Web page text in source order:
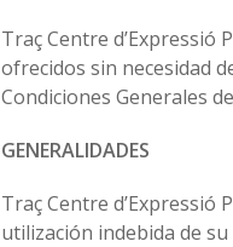
Traç Centre
ofrecidos sin necesidad
Condiciones Generales
GENERALIDADES
Traç Centre
utilización indebida de